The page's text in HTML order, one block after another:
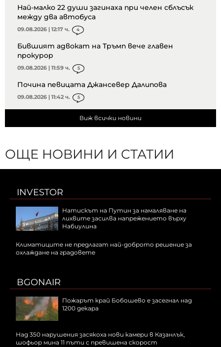
Най-малко 22 души загинаха при челен сблъсък
между два автобуса
09.08.2026 | 12:17 ч. 4
Бившият адвокат на Тръмп вече главен
прокурор
09.08.2026 | 11:59 ч. 5
Почина певицата Джансевер Далипова
09.08.2026 | 11:42 ч. 5
Виж всички новини
ОЩЕ НОВИНИ И СТАТИИ
INVESTOR
Натискът на Путин за намаляване на
лихвите засилва напрежението върху
Набиулина
Климатиците не предлагат най-доброто решение за
охлаждане на градовете
BGONAIR
Пожарът край Бобошево е засегнал над
1200 декара
Над 350 нарушения засякоха нови камери в Казанлък,
шофьор мина 11 пъти с превишена скорост